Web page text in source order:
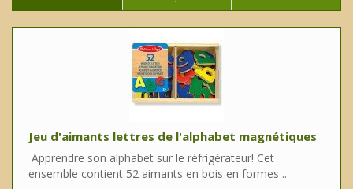
Jeu d'aimants lettres de l'alphabet magnétiques
Apprendre son alphabet sur le réfrigérateur! Cet
ensemble contient 52 aimants en bois en formes ..